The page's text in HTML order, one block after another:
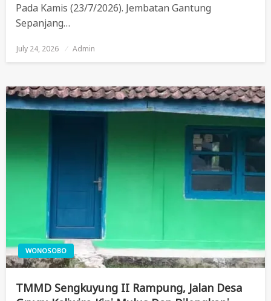
Pada Kamis (23/7/2026). Jembatan Gantung
Sepanjang…
Posted
On
July 24, 2026 Admin
WONOSOBO
TMMD Sengkuyung II Rampung, Jalan Desa